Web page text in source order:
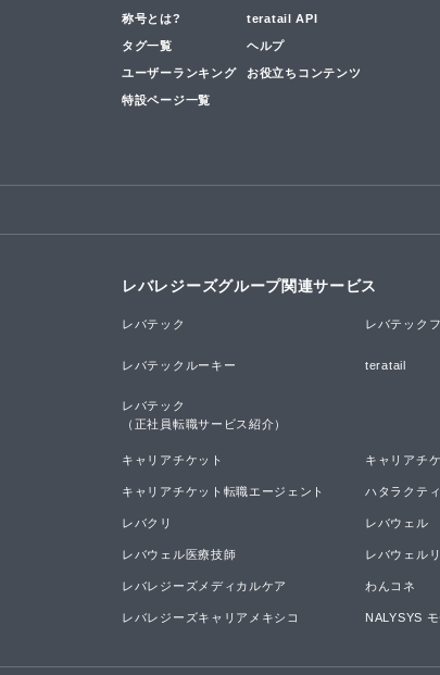
称号とは? teratail API
タグ一覧 ヘルプ
ユーザーランキング お役立ちコンテンツ
特設ページ一覧
レバレジーズグループ関連サービス
レバテック レバテック
レバテックルーキー teratail
レバテック
（正社員転職サービス紹介）
キャリアチケット キャリアチ
キャリアチケット転職エージェント ハタラクテ
レバクリ レバウェル
レバウェル医療技師 レバウェル
レバレジーズメディカルケア わんコネ
レバレジーズキャリアメキシコ NALYSYS